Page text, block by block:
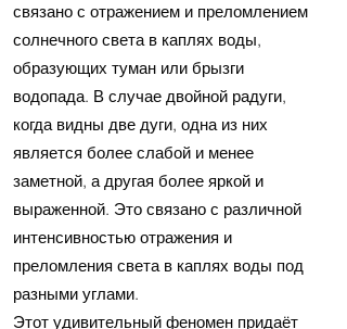
связано с отражением и преломлением
солнечного света в каплях воды,
образующих туман или брызги
водопада. В случае двойной радуги,
когда видны две дуги, одна из них
является более слабой и менее
заметной, а другая более яркой и
выраженной. Это связано с различной
интенсивностью отражения и
преломления света в каплях воды под
разными углами.
Этот удивительный феномен придаёт